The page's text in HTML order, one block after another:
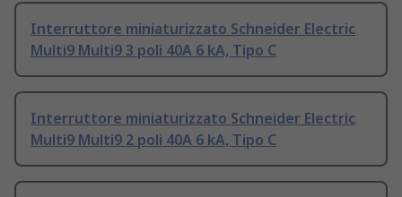
Interruttore miniaturizzato Schneider Electric
Multi9 Multi9 3 poli 40A 6 kA, Tipo C
Interruttore miniaturizzato Schneider Electric
Multi9 Multi9 2 poli 40A 6 kA, Tipo C